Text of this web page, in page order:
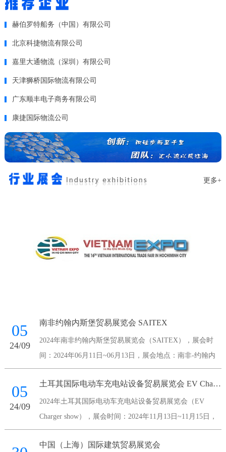
赫伯罗特船务（中国）有限公司
北京科捷物流有限公司
嘉里大通物流（深圳）有限公司
天津狮桥国际物流有限公司
广东顺丰电子商务有限公司
康捷国际物流公司
更多+
05
24/09
南非约翰内斯堡贸易展览会 SAITEX
2024年南非约翰内斯堡贸易展览会（SAITEX），展会时
间：2024年06月11日~06月13日，展会地点：南非-约翰内
斯堡-Maude Street Sandown 2196 South Africa-南非桑顿会议
中心，主办方：南非国家展览
05
24/09
土耳其国际电动车充电站设备贸易展览会 EV Charger show
2024年土耳其国际电动车充电站设备贸易展览会（EV
Charger show），展会时间：2024年11月13日~11月15日，
展会地点：土耳其-伊斯坦布尔-伊斯坦布尔展览中心，主办
方：Voli Fuar Hizmetleri A.S.
中国（上海）国际建筑贸易展览会